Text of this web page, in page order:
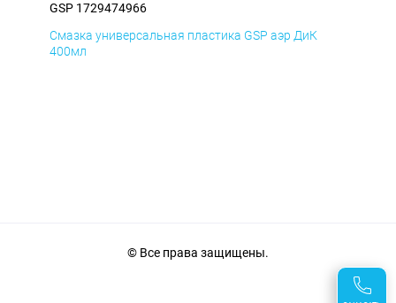
GSP 1729474966
Смазка универсальная пластика GSP аэр ДиК
400мл
© Все права защищены.